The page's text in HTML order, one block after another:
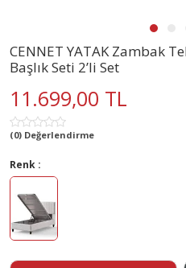
CENNET YATAK Zambak
Başlık Seti 2’li Set
11.699,00 TL
(0) Değerlendirme
Renk :